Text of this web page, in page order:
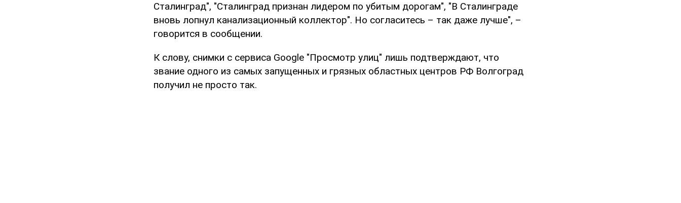
Сталинград", "Сталинград признан лидером по убитым дорогам", "В Сталинграде
вновь лопнул канализационный коллектор". Но согласитесь – так даже лучше", –
говорится в сообщении.
К слову, снимки с сервиса Google "Просмотр улиц" лишь подтверждают, что
звание одного из самых запущенных и грязных областных центров РФ Волгоград
получил не просто так.